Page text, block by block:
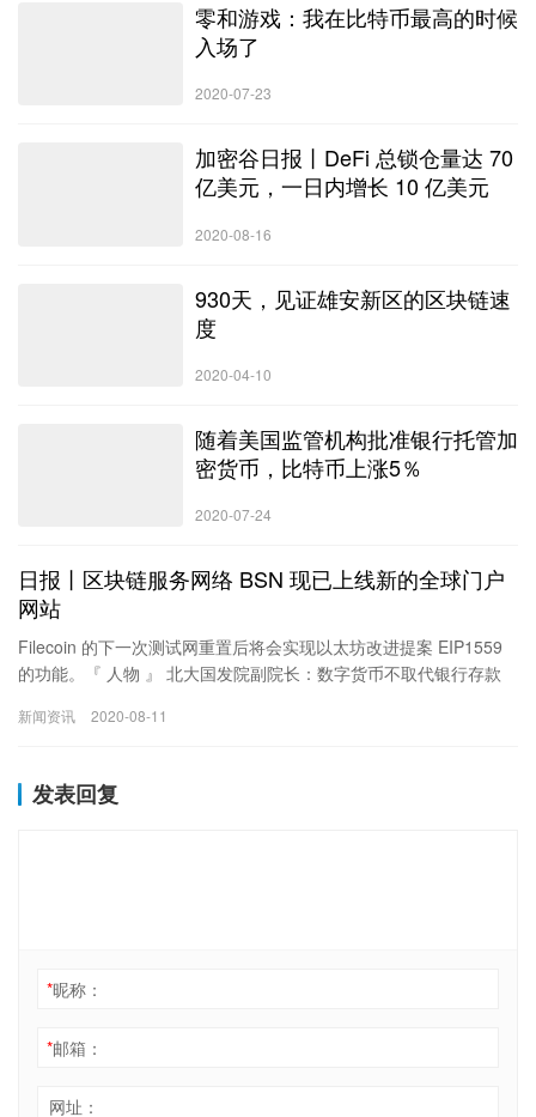
零和游戏：我在比特币最高的时候
入场了
2020-07-23
加密谷日报丨DeFi 总锁仓量达 70
亿美元，一日内增长 10 亿美元
2020-08-16
930天，见证雄安新区的区块链速
度
2020-04-10
随着美国监管机构批准银行托管加
密货币，比特币上涨5％
2020-07-24
日报丨区块链服务网络 BSN 现已上线新的全球门户
网站
Filecoin 的下一次测试网重置后将会实现以太坊改进提案 EIP1559
的功能。『 人物 』 北大国发院副院长：数字货币不取代银行存款
新闻资讯 2020-08-11
发表回复
*昵称：
*邮箱：
网址：